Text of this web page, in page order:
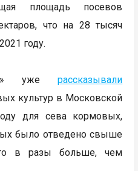
площадь посевов
что на 28 тысяч
году.
ужерассказывали
культур в Московской
для сева кормовых,
было отведено свыше
в разы больше, чем